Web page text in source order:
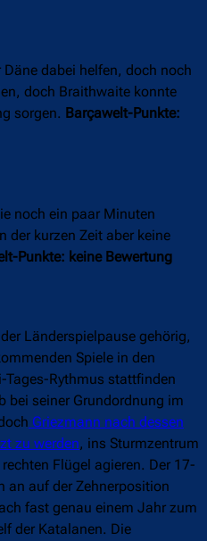
dabei helfen, doch noch
doch Braithwaite konnte
sorgen. Barçawelt-Punkte:
noch ein paar Minuten
der kurzen Zeit aber keine
Punkte: keine Bewertung
Länderspielpause gehörig,
Spiele in den
Tages-Rythmus stattfinden
bei seiner Grundordnung im
Griezmann nach dessen
zu werden, ins Sturmzentrum
Flügel agieren. Der 17-
an auf der Zehnerposition
fast genau einem Jahr zum
der Katalanen. Die